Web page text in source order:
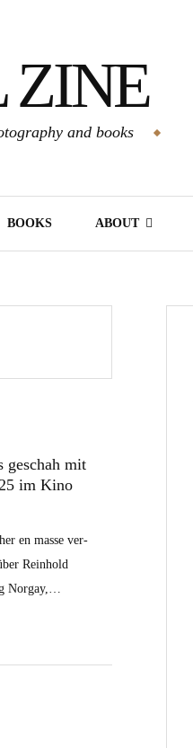
ZINE
and books
BOOKS ABOUT
mit
im Kino
en masse ver­
Rein­hold
Nor­gay,…